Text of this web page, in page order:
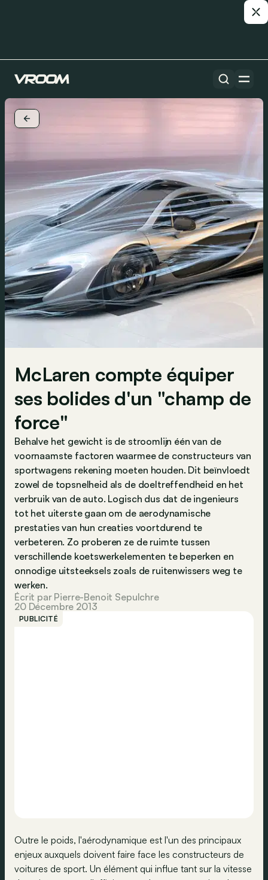
McLaren compte équiper
ses bolides d'un "champ de
force"
Behalve het gewicht is de stroomlijn één van de
voornaamste factoren waarmee de constructeurs van
sportwagens rekening moeten houden. Dit beïnvloedt
zowel de topsnelheid als de doeltreffendheid en het
verbruik van de auto. Logisch dus dat de ingenieurs
tot het uiterste gaan om de aerodynamische
prestaties van hun creaties voortdurend te
verbeteren. Zo proberen ze de ruimte tussen
verschillende koetswerkelementen te beperken en
onnodige uitsteeksels zoals de ruitenwissers weg te
werken.
Écrit par Pierre-Benoit Sepulchre
20 Décembre 2013
PUBLICITÉ
Outre le poids, l'aérodynamique est l'un des principaux
enjeux auxquels doivent faire face les constructeurs de
voitures de sport. Un élément qui influe tant sur la vitesse